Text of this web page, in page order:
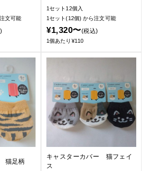
文可能
1セット12個入
1セット(12個)から注文可能
¥1,320〜(税込)
1個あたり¥110
猫足柄
キャスターカバー 猫フェイ
ス